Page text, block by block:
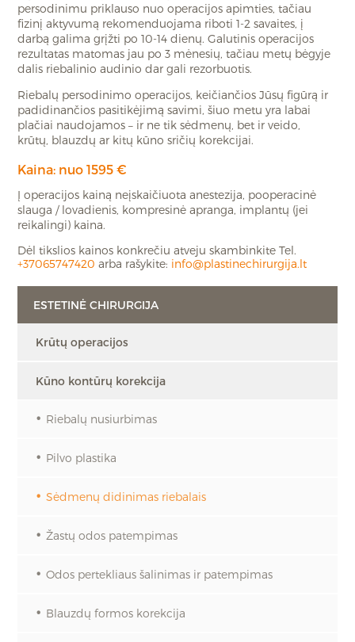
persodinimu priklauso nuo operacijos apimties, tačiau
fizinį aktyvumą rekomenduojama riboti 1-2 savaites, į
darbą galima grįžti po 10-14 dienų. Galutinis operacijos
rezultatas matomas jau po 3 mėnesių, tačiau metų bėgyje
dalis riebalinio audinio dar gali rezorbuotis.
Riebalų persodinimo operacijos, keičiančios Jūsų figūrą ir
padidinančios pasitikėjimą savimi, šiuo metu yra labai
plačiai naudojamos – ir ne tik sėdmenų, bet ir veido,
krūtų, blauzdų ar kitų kūno sričių korekcijai.
Kaina: nuo 1595 €
Į operacijos kainą neįskaičiuota anestezija, pooperacinė
slauga / lovadienis, kompresinė apranga, implantų (jei
reikalingi) kaina.
Dėl tikslios kainos konkrečiu atveju skambinkite Tel.
+37065747420 arba rašykite: info@plastinechirurgija.lt
ESTETINĖ CHIRURGIJA
Krūtų operacijos
Kūno kontūrų korekcija
Riebalų nusiurbimas
Pilvo plastika
Sėdmenų didinimas riebalais
Žastų odos patempimas
Odos pertekliaus šalinimas ir patempimas
Blauzdų formos korekcija